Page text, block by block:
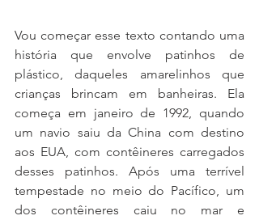
Vou começar esse texto contando uma
história que envolve patinhos de
plástico, daqueles amarelinhos que
crianças brincam em banheiras. Ela
começa em janeiro de 1992, quando
um navio saiu da China com destino
aos EUA, com contêineres carregados
desses patinhos. Após uma terrível
tempestade no meio do Pacífico, um
dos contêineres caiu no mar e